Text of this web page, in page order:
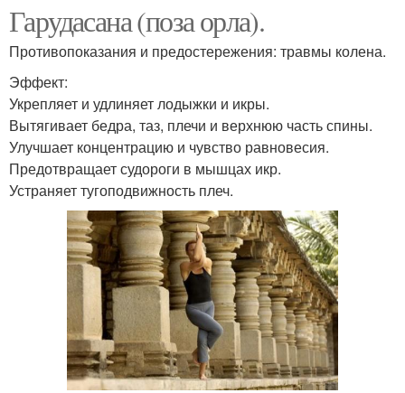
Гарудасана (поза орла).
Противопоказания и предостережения: травмы колена.
Эффект:
Укрепляет и удлиняет лодыжки и икры.
Вытягивает бедра, таз, плечи и верхнюю часть спины.
Улучшает концентрацию и чувство равновесия.
Предотвращает судороги в мышцах икр.
Устраняет тугоподвижность плеч.